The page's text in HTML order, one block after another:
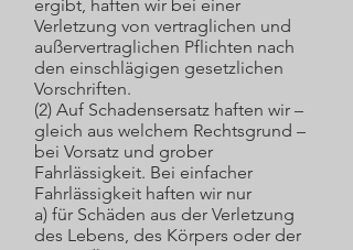
ergibt, haften wir bei einer
Verletzung von vertraglichen und
außervertraglichen Pflichten nach
den einschlägigen gesetzlichen
Vorschriften.
(2) Auf Schadensersatz haften wir –
gleich aus welchem Rechtsgrund –
bei Vorsatz und grober
Fahrlässigkeit. Bei einfacher
Fahrlässigkeit haften wir nur
a) für Schäden aus der Verletzung
des Lebens, des Körpers oder der